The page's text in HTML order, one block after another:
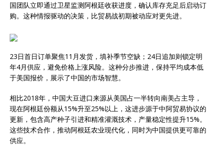
国团队立即通过卫星监测阿根廷收获进度，确认库存充足后启动订
购。这种情报驱动的决策，比贸易战初期被动应对更先进。
23日首日订单聚焦11月发货，填补季节空缺；24日追加则锁定明
年4月供应，避免价格上涨风险。这种分步推进，保持平均成本低
于美国报价，展示了中国的市场智慧。
相比2018年，中国大豆进口来源从美国占一半转向南美占主导，
现在阿根廷份额从15%升至25%以上，这进步源于中阿贸易协议的
更新，包含高产种子引进和精准灌溉技术，产量稳定性提升15%。
这些技术合作，推动阿根廷农业现代化，同时为中国提供更可靠的
供应。